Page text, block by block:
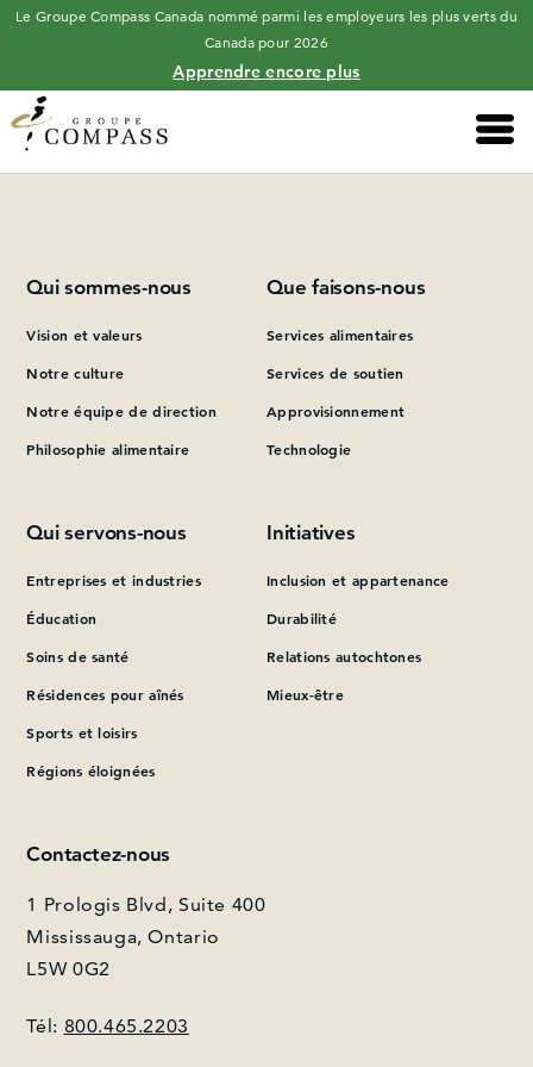
Le Groupe Compass Canada nommé parmi les employeurs les plus verts du
Canada pour 2026
Apprendre encore plus
Main
Please add at least one Page Builder section.
Qui sommes-nous
Vision et valeurs
Notre culture
Notre équipe de direction
Philosophie alimentaire
Que faisons-nous
Services alimentaires
Services de soutien
Approvisionnement
Technologie
Qui servons-nous
Entreprises et industries
Éducation
Soins de santé
Résidences pour aînés
Sports et loisirs
Régions éloignées
Initiatives
Inclusion et appartenance
Durabilité
Relations autochtones
Mieux-être
Contactez-nous
1 Prologis Blvd, Suite 400
Mississauga, Ontario
L5W 0G2
Tél: 800.465.2203
Que pouvons-nous vous aider à trouver?